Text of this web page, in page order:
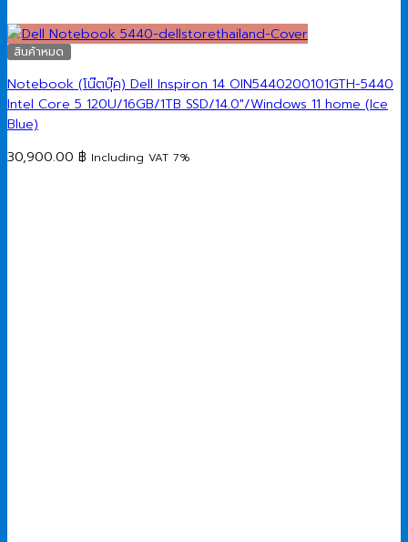
สินค้าหมด
Notebook (โน๊ตบุ๊ค) Dell Inspiron 14 OIN5440200101GTH-5440
Intel Core 5 120U/16GB/1TB SSD/14.0″/Windows 11 home (Ice
Blue)
30,900.00 ฿ Including VAT 7%